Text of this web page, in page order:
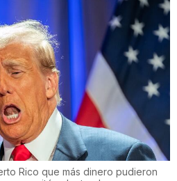
Rico que más dinero pudieron